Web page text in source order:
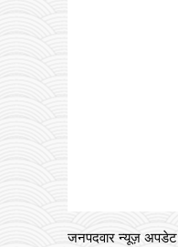
जनपदवार न्यूज़ अपडेट